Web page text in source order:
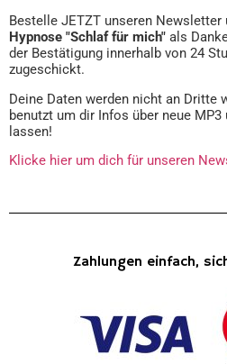
Bestelle JETZT unseren Newsletter
Hypnose "Schlaf für mich" als
der Bestätigung innerhalb von 24
zugeschickt.
Deine Daten werden nicht an Dritte
benutzt um dir Infos über neue
lassen!
Klicke hier um dich für unseren
Zahlungen einfach,